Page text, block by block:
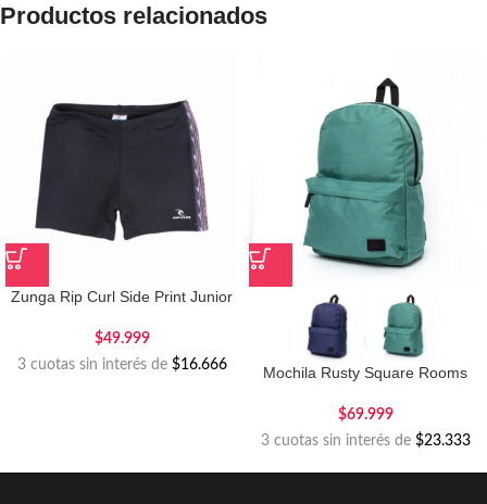
Productos relacionados
Zunga Rip Curl Side Print Junior
$49.999
3 cuotas sin interés de $16.666 Mochila Rusty Square Rooms
$69.999
3 cuotas sin interés de $23.333